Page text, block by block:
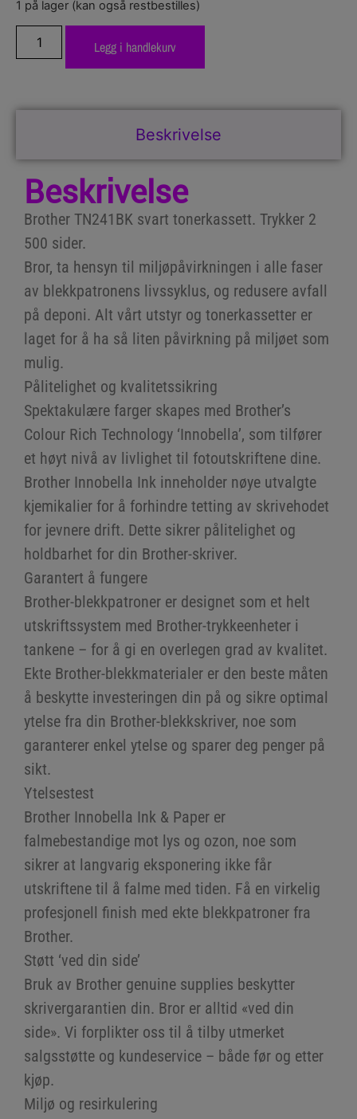
1 på lager (kan også restbestilles)
Legg i handlekurv
Beskrivelse
Beskrivelse
Brother TN241BK svart tonerkassett. Trykker 2
500 sider.
Bror, ta hensyn til miljøpåvirkningen i alle faser
av blekkpatronens livssyklus, og redusere avfall
på deponi. Alt vårt utstyr og tonerkassetter er
laget for å ha så liten påvirkning på miljøet som
mulig.
Pålitelighet og kvalitetssikring
Spektakulære farger skapes med Brother’s
Colour Rich Technology ‘Innobella’, som tilfører
et høyt nivå av livlighet til fotoutskriftene dine.
Brother Innobella Ink inneholder nøye utvalgte
kjemikalier for å forhindre tetting av skrivehodet
for jevnere drift. Dette sikrer pålitelighet og
holdbarhet for din Brother-skriver.
Garantert å fungere
Brother-blekkpatroner er designet som et helt
utskriftssystem med Brother-trykkeenheter i
tankene – for å gi en overlegen grad av kvalitet.
Ekte Brother-blekkmaterialer er den beste måten
å beskytte investeringen din på og sikre optimal
ytelse fra din Brother-blekkskriver, noe som
garanterer enkel ytelse og sparer deg penger på
sikt.
Ytelsestest
Brother Innobella Ink & Paper er
falmebestandige mot lys og ozon, noe som
sikrer at langvarig eksponering ikke får
utskriftene til å falme med tiden. Få en virkelig
profesjonell finish med ekte blekkpatroner fra
Brother.
Støtt ‘ved din side’
Bruk av Brother genuine supplies beskytter
skrivergarantien din. Bror er alltid «ved din
side». Vi forplikter oss til å tilby utmerket
salgsstøtte og kundeservice – både før og etter
kjøp.
Miljø og resirkulering